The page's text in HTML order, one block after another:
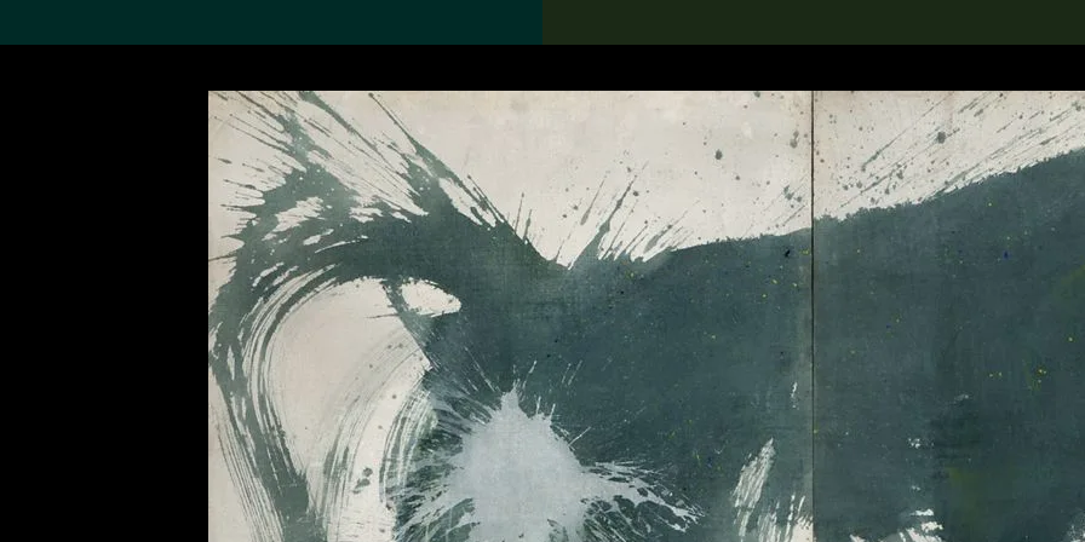
搜索M+藏品 Search the Collection
19,052个结果
关于M+藏品
探索世界顶级的二十及二十
一世纪视觉文化藏品。